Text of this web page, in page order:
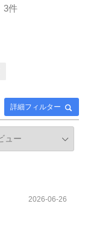
3件
詳細フィルター
2026-06-26